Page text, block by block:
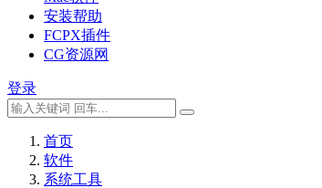
安装帮助
FCPX插件
CG资源网
登录
首页
软件
系统工具